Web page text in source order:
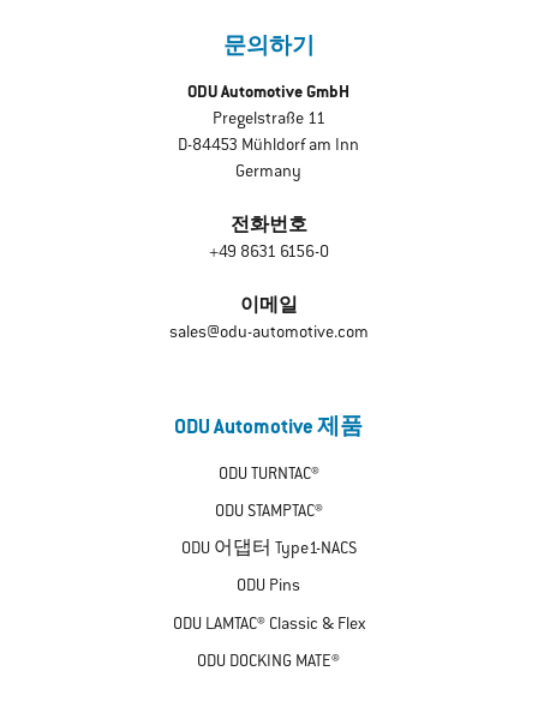
문의하기
ODU Automotive GmbH
Pregelstraße 11
D-84453 Mühldorf am Inn
Germany
전화번호
+49 8631 6156-0
이메일
sales@odu-automotive.com
ODU Automotive 제품
ODU TURNTAC®
ODU STAMPTAC®
ODU 어댑터 Type1-NACS
ODU Pins
ODU LAMTAC® Classic & Flex
ODU DOCKING MATE®